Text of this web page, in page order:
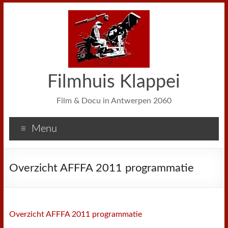
Filmhuis Klappei
Film & Docu in Antwerpen 2060
Menu
Overzicht AFFFA 2011 programmatie
Overzicht AFFFA 2011 programmatie